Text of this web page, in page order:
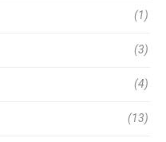
(1)
(3)
(4)
(13)